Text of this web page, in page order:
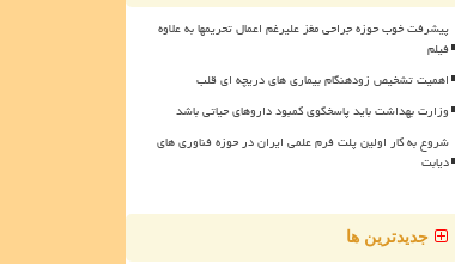
پیشرفت خوب حوزه جراحی مغز علیرغم اعمال تحریمها به علاوه
فیلم
اهمیت تشخیص زودهنگام بیماری های دریچه ای قلب
وزارت بهداشت باید پاسخگوی کمبود داروهای حیاتی باشد
شروع به کار اولین پلت فرم علمی ایران در حوزه فناوری های
دیابت
جدیدترین ها